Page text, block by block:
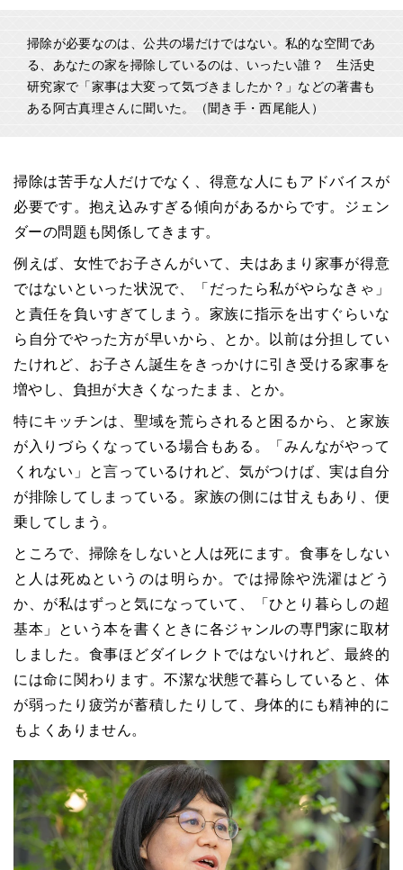
掃除が必要なのは、公共の場だけではない。私的な空間であ
る、あなたの家を掃除しているのは、いったい誰？ 生活史
研究家で「家事は大変って気づきましたか？」などの著書も
ある阿古真理さんに聞いた。（聞き手・西尾能人）
掃除は苦手な人だけでなく、得意な人にもアドバイスが
必要です。抱え込みすぎる傾向があるからです。ジェン
ダーの問題も関係してきます。
例えば、女性でお子さんがいて、夫はあまり家事が得意
ではないといった状況で、「だったら私がやらなきゃ」
と責任を負いすぎてしまう。家族に指示を出すぐらいな
ら自分でやった方が早いから、とか。以前は分担してい
たけれど、お子さん誕生をきっかけに引き受ける家事を
増やし、負担が大きくなったまま、とか。
特にキッチンは、聖域を荒らされると困るから、と家族
が入りづらくなっている場合もある。「みんながやって
くれない」と言っているけれど、気がつけば、実は自分
が排除してしまっている。家族の側には甘えもあり、便
乗してしまう。
ところで、掃除をしないと人は死にます。食事をしない
と人は死ぬというのは明らか。では掃除や洗濯はどう
か、が私はずっと気になっていて、「ひとり暮らしの超
基本」という本を書くときに各ジャンルの専門家に取材
しました。食事ほどダイレクトではないけれど、最終的
には命に関わります。不潔な状態で暮らしていると、体
が弱ったり疲労が蓄積したりして、身体的にも精神的に
もよくありません。